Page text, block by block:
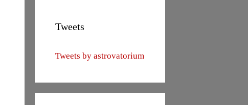
Tweets
Tweets by astrovatorium